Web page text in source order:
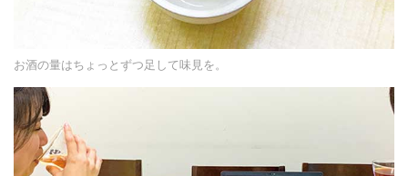
お酒の量はちょっとずつ足して味見を。